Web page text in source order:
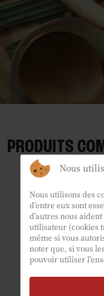
PRODUITS
Nous
Nous utilisons des
d’entre eux sont
d’autres nous
utilisateur (cookies
même si vous
noter que, si vous
pouvoir utiliser